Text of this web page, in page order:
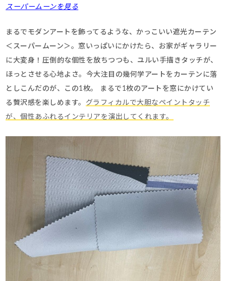
スーパームーンを見る
まるでモダンアートを飾ってるような、かっこいい遮光カーテン
＜スーパームーン＞。窓いっぱいにかけたら、お家がギャラリー
に大変身！圧倒的な個性を放ちつつも、ユルい手描きタッチが、
ほっとさせる心地よさ。今大注目の幾何学アートをカーテンに落
としこんだのが、この1枚。 まるで1枚のアートを窓にかけてい
る贅沢感を楽しめます。 グラフィカルで大胆なペイントタッチ
が、個性あふれるインテリアを演出してくれます。